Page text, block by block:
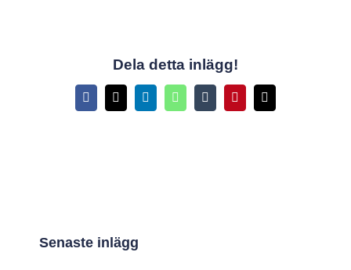
Dela detta inlägg!
Facebook
X LinkedInWhatsAppTumblrPinterest
E-
post
Senaste inlägg